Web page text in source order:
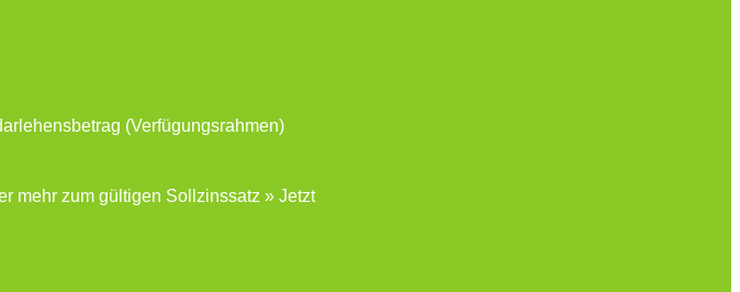
(Verfügungsrahmen)
mehr zum gültigen Sollzinssatz » Jetzt